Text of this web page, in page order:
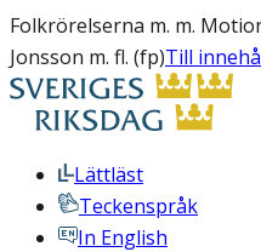
Folkrörelserna m. m.
Jonsson m. fl. (fp)Till
Lättläst
Teckenspråk
In English